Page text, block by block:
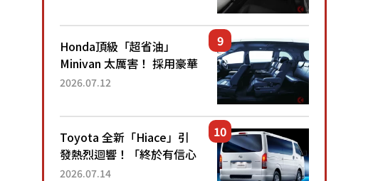
運動化「底盤設定」！還配
備專屬豪華...
Honda頂級「超省油」
Minivan 太厲害！ 採用豪華
「真皮座椅」與專屬「黑色
公里，兼具優異節能表現與
舒適「三...
2026.07.12
Toyota 全新「Hiace」引
發熱烈迴響！「終於有信心
下訂了！」「哪個等級交車
2026.07.14